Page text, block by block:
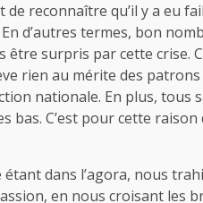
de reconnaître qu’il y a eu
d’autres termes, bon
être surpris par cette crise.
rien au mérite des
nationale. En plus, tous
bas. C’est pour cette
étant dans l’agora, nous
en nous croisant les